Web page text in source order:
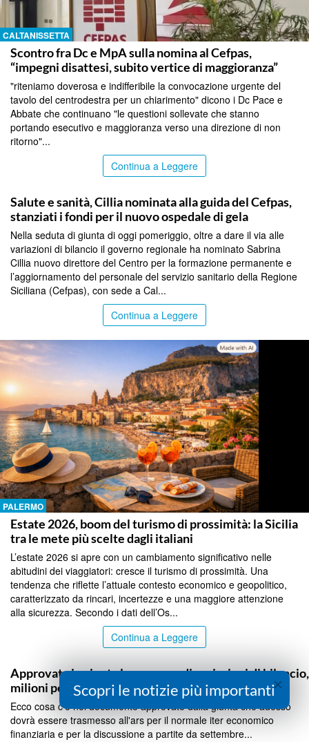
CALTANISSETTA
Scontro fra Dc e MpA sulla nomina al Cefpas,
“impegni disattesi, subito vertice di maggioranza”
"riteniamo doverosa e indifferibile la convocazione urgente del
tavolo del centrodestra per un chiarimento" dicono i Dc Pace e
Abbate che continuano "le questioni sollevate che stanno
portando esecutivo e maggioranza verso una direzione di non
ritorno"...
Continua a Leggere
Salute e sanità, Cillia nominata alla guida del Cefpas,
stanziati i fondi per il nuovo ospedale di gela
Nella seduta di giunta di oggi pomeriggio, oltre a dare il via alle
variazioni di bilancio il governo regionale ha nominato Sabrina
Cillia nuovo direttore del Centro per la formazione permanente e
l’aggiornamento del personale del servizio sanitario della Regione
Siciliana (Cefpas), con sede a Cal...
Continua a Leggere
PALERMO
Estate 2026, boom del turismo di prossimità: la Sicilia
tra le mete più scelte dagli italiani
L’estate 2026 si apre con un cambiamento significativo nelle
abitudini dei viaggiatori: cresce il turismo di prossimità. Una
tendenza che riflette l’attuale contesto economico e geopolitico,
caratterizzato da rincari, incertezze e una maggiore attenzione
alla sicurezza. Secondo i dati dell’Os...
Continua a Leggere
Approvata in giunta la manovra di variazioni di
milioni per famiglie, imprese, sanità e infrastrutture
Ecco cosa c'è nel documento approvato dalla giunta che adesso
dovrà essere trasmesso all'ars per il normale iter economico
finanziaria e per la discussione a partite da settembre...
×
Scopri le notizie più importanti